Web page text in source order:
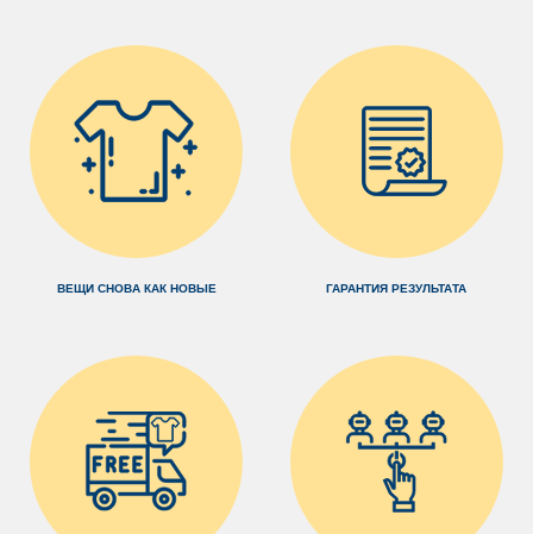
ВЕЩИ СНОВА КАК НОВЫЕ ГАРАНТИЯ РЕЗУЛЬТАТА